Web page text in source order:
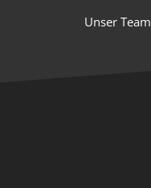
Unser Team